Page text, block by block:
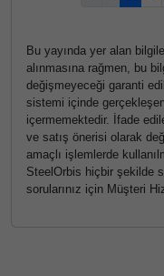
Bu yayında yer alan
alınmasına rağmen, bu
değişmeyeceği garanti
sistemi içinde
içermemektedir. İfade
ve satış önerisi olarak
amaçlı işlemlerde
SteelOrbis hiçbir şekilde
sorularınız için Müşteri